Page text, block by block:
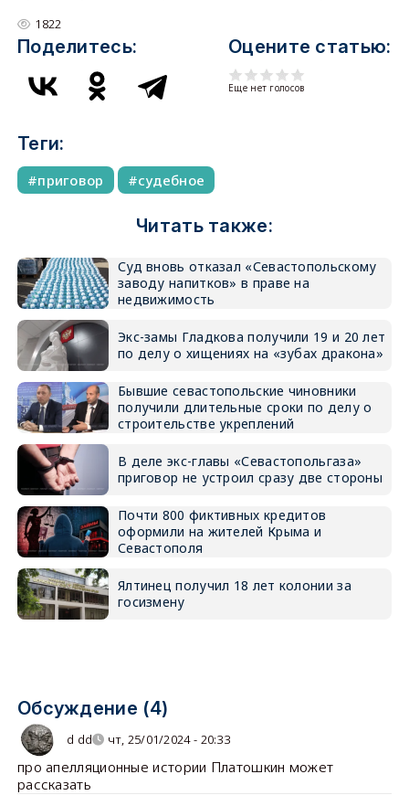
1822
Поделитесь: Оцените статью:
Еще нет голосов
Теги:
приговор судебное
Читать также:
Суд вновь отказал «Севастопольскому
заводу напитков» в праве на
недвижимость
Экс-замы Гладкова получили 19 и 20 лет
по делу о хищениях на «зубах дракона»
Бывшие севастопольские чиновники
получили длительные сроки по делу о
строительстве укреплений
В деле экс-главы «Севастопольгаза»
приговор не устроил сразу две стороны
Почти 800 фиктивных кредитов
оформили на жителей Крыма и
Севастополя
Ялтинец получил 18 лет колонии за
госизмену
Обсуждение (4)
d dd чт, 25/01/2024 - 20:33
про апелляционные истории Платошкин может
рассказать